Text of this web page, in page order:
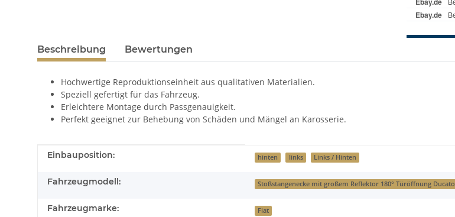
Beschreibung Bewertungen
Hochwertige Reproduktionseinheit aus qualitativen Materialien.
Speziell gefertigt für das Fahrzeug.
Erleichtere Montage durch Passgenauigkeit.
Perfekt geeignet zur Behebung von Schäden und Mängel an Karosserie.
Produkteigenschaft
Wert
Einbauposition: hinten links Links / Hinten
Fahrzeugmodell: Stoßstangenecke mit großem Reflektor 180° Türöffnung Ducato
Fahrzeugmarke: Fiat